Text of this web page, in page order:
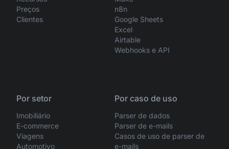
Preços
Clientes
n8n
Google Sheets
Excel
Airtable
Webhooks e API
Por setor
Imobiliário
E-commerce
Viagens
Automotivo
Por caso de uso
Parser de dados
Parser de e-mails
Casos de uso de parser de
e-mails